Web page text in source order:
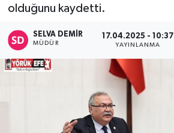
olduğunu kaydetti.
SELVA DEMIR
MÜDÜR
17.04.2025 - 10:37
YAYINLANMA